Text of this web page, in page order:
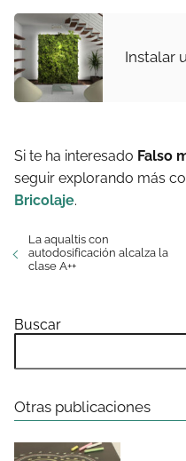
Instalar
Si te ha interesado Falso
seguir explorando más
Bricolaje.
La aqualtis con
autodosificación alcalza la
clase A++
Buscar
Otras publicaciones